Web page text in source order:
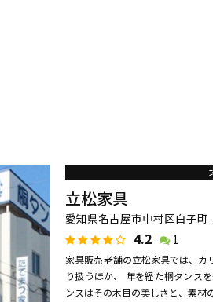
立松家具
愛知県名古屋市中村区白子町
4.2 1
家具販売老舗の立松家具では、
り扱うほか、 年を経た桐タンス
ンスはその木目の美しさと、素材